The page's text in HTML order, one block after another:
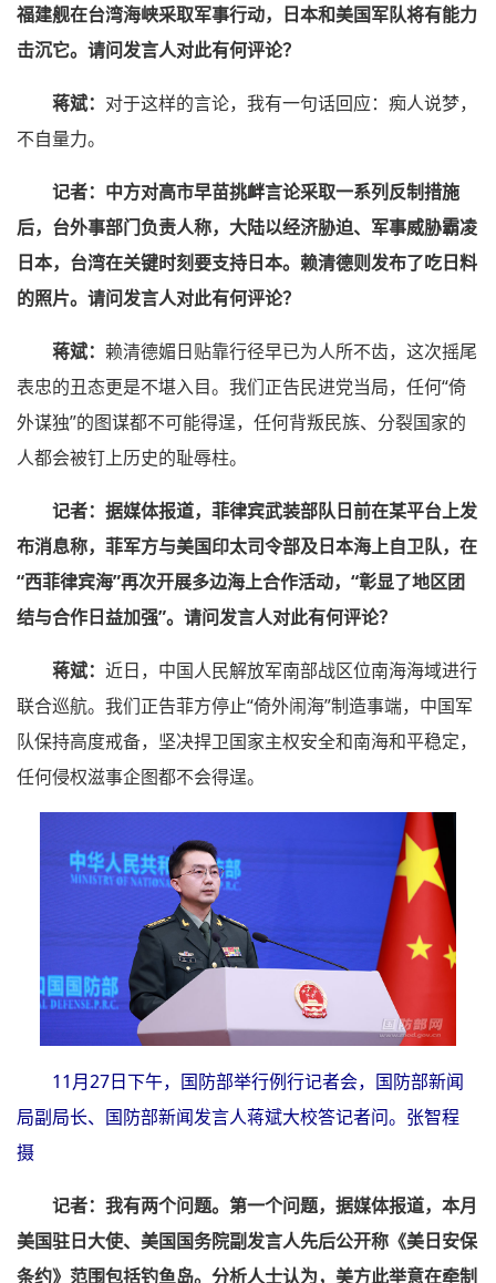
福建舰在台湾海峡采取军事行动，日本和美国军队将有能力
击沉它。请问发言人对此有何评论？
蒋斌： 对于这样的言论，我有一句话回应：痴人说梦，
不自量力。
记者：中方对高市早苗挑衅言论采取一系列反制措施
后，台外事部门负责人称，大陆以经济胁迫、军事威胁霸凌
日本，台湾在关键时刻要支持日本。赖清德则发布了吃日料
的照片。请问发言人对此有何评论？
蒋斌： 赖清德媚日贴靠行径早已为人所不齿，这次摇尾
表忠的丑态更是不堪入目。我们正告民进党当局，任何“倚
外谋独”的图谋都不可能得逞，任何背叛民族、分裂国家的
人都会被钉上历史的耻辱柱。
记者：据媒体报道，菲律宾武装部队日前在某平台上发
布消息称，菲军方与美国印太司令部及日本海上自卫队，在
“西菲律宾海”再次开展多边海上合作活动，“彰显了地区团
结与合作日益加强”。请问发言人对此有何评论？
蒋斌： 近日，中国人民解放军南部战区位南海海域进行
联合巡航。我们正告菲方停止“倚外闹海”制造事端，中国军
队保持高度戒备，坚决捍卫国家主权安全和南海和平稳定，
任何侵权滋事企图都不会得逞。
11月27日下午，国防部举行例行记者会，国防部新闻
局副局长、国防部新闻发言人蒋斌大校答记者问。张智程
摄
记者：我有两个问题。第一个问题，据媒体报道，本月
美国驻日大使、美国国务院副发言人先后公开称《美日安保
条约》范围包括钓鱼岛。分析人士认为，美方此举意在牵制